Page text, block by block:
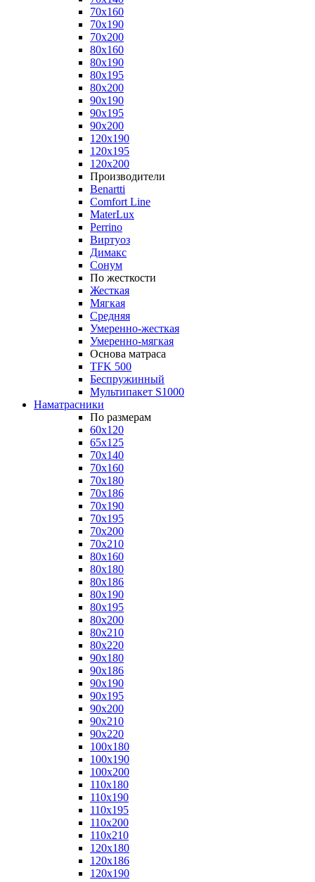
70x160
70x190
70x200
80x160
80x190
80x195
80x200
90x190
90x195
90x200
120x190
120x195
120x200
Производители
Benartti
Comfort Line
MaterLux
Perrino
Виртуоз
Димакс
Сонум
По жесткости
Жесткая
Мягкая
Средняя
Умеренно-жесткая
Умеренно-мягкая
Основа матраса
TFK 500
Беспружинный
Мультипакет S1000
Наматрасники
По размерам
60x120
65x125
70x140
70x160
70x180
70x186
70x190
70x195
70x200
70x210
80x160
80x180
80x186
80x190
80x195
80x200
80x210
80x220
90x180
90x186
90x190
90x195
90x200
90x210
90x220
100x180
100x190
100x200
110x180
110x190
110x195
110x200
110x210
120x180
120x186
120x190